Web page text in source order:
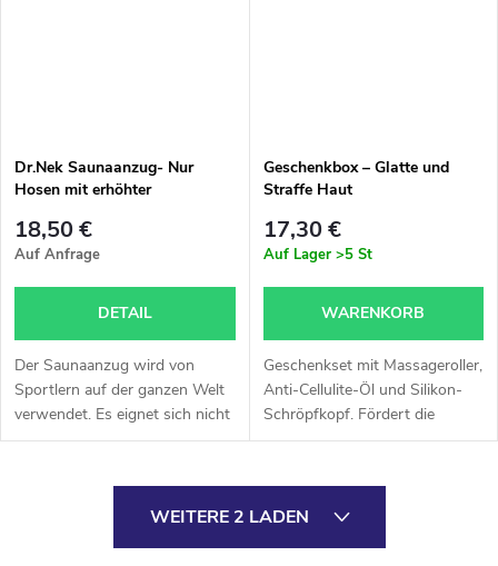
Dr.Nek Saunaanzug- Nur
Hosen mit erhöhter
18,50 €
Auf Anfrage
DETAIL
Der Saunaanzug wird von
Sportlern auf der ganzen Welt
verwendet. Es eignet sich nicht
nur sehr gut für Body Wraps,
das Training im Fitnesscenter...
Geschenkbox – Glatte und
Straffe Haut
17,30 €
Auf Lager >5 St
WARENKORB
Geschenkset mit Massageroller,
Anti-Cellulite-Öl und Silikon-
Schröpfkopf. Fördert die
Durchblutung, glättet die Haut
WEITERE 2 LADEN